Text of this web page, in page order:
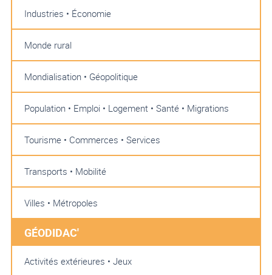
Industries • Économie
Monde rural
Mondialisation • Géopolitique
Population • Emploi • Logement • Santé • Migrations
Tourisme • Commerces • Services
Transports • Mobilité
Villes • Métropoles
GÉODIDAC'
Activités extérieures • Jeux